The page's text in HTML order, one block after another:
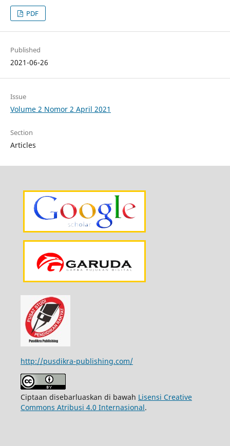
PDF
Published
2021-06-26
Issue
Volume 2 Nomor 2 April 2021
Section
Articles
http://pusdikra-publishing.com/
Ciptaan disebarluaskan di bawah Lisensi Creative
Commons Atribusi 4.0 Internasional.